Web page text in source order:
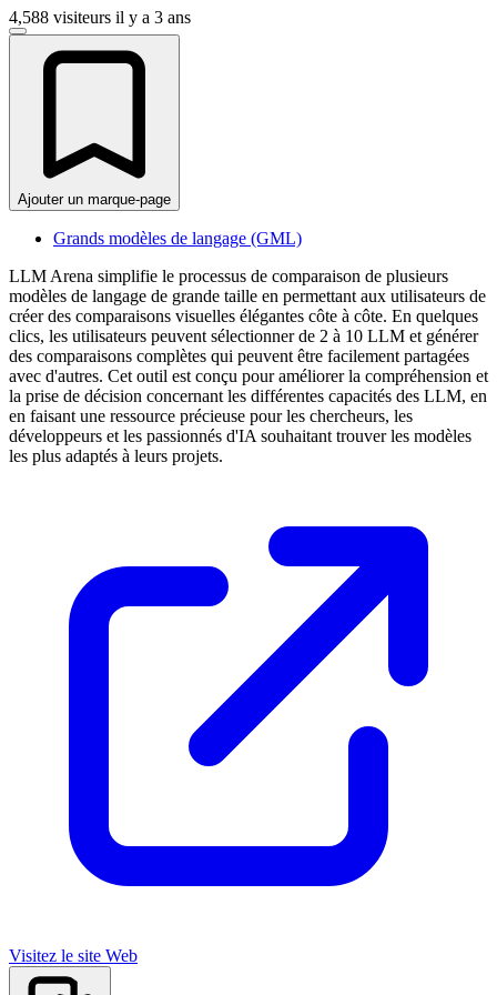
4,588 visiteurs il y a 3 ans
Ajouter un marque-page
Grands modèles de langage (GML)
LLM Arena simplifie le processus de comparaison de plusieurs
modèles de langage de grande taille en permettant aux utilisateurs de
créer des comparaisons visuelles élégantes côte à côte. En quelques
clics, les utilisateurs peuvent sélectionner de 2 à 10 LLM et générer
des comparaisons complètes qui peuvent être facilement partagées
avec d'autres. Cet outil est conçu pour améliorer la compréhension et
la prise de décision concernant les différentes capacités des LLM, en
en faisant une ressource précieuse pour les chercheurs, les
développeurs et les passionnés d'IA souhaitant trouver les modèles
les plus adaptés à leurs projets.
Visitez le site Web